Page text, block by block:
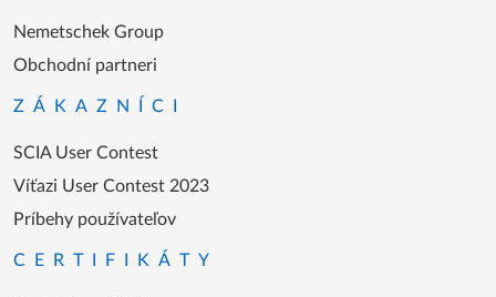
Nemetschek Group
Obchodní partneri
ZÁKAZNÍCI
SCIA User Contest
Víťazi User Contest 2023
Príbehy používateľov
CERTIFIKÁTY